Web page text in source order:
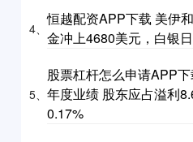
4、
恒越配资APP下载 美伊
金冲上4680美元，白银
5、
股票杠杆怎么申请APP
年度业绩 股东应占溢利
0.17%